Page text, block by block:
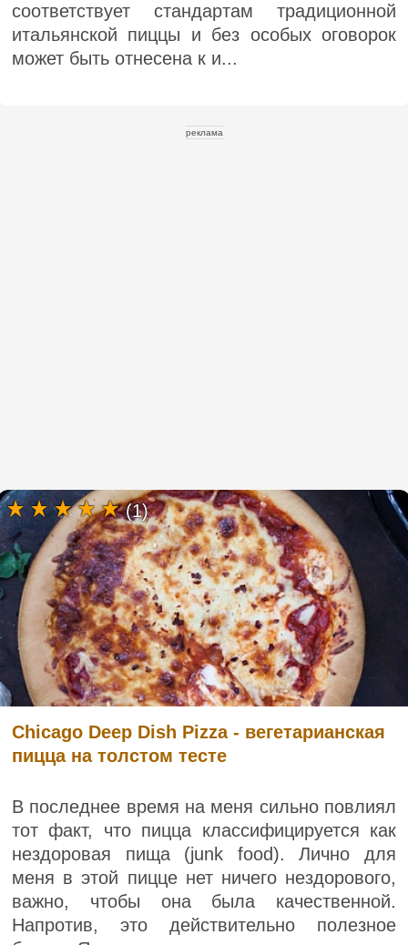
соответствует стандартам традиционной
итальянской пиццы и без особых оговорок
может быть отнесена к и...
реклама
Chicago Deep Dish Pizza - вегетарианская
пицца на толстом тесте
В последнее время на меня сильно повлиял
тот факт, что пицца классифицируется как
нездоровая пища (junk food). Лично для
меня в этой пицце нет ничего нездорового,
важно, чтобы она была качественной.
Напротив, это действительно полезное
(1)